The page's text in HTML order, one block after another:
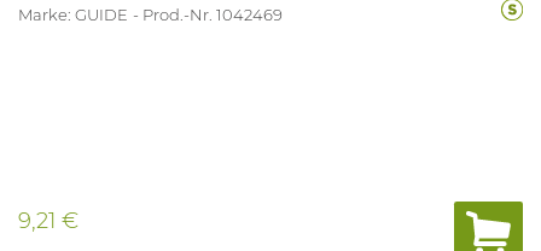
Marke: GUIDE Prod.-Nr. 1042469
9,21 €